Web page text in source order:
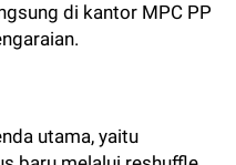
di kantor MPC PP
utama, yaitu